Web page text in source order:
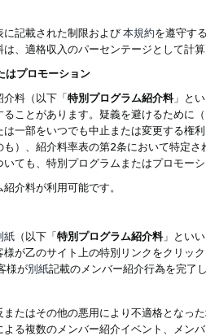
記載された制限および本規約を遵守す
、適格収入のパーセンテージとして計
はプロモーション
介料（以下「特別プログラム紹介料」と
ことがあります。疑義を避けるために
一部をいつでも中止または変更する権
）、紹介料率表の第2条において特定
ても、特別プログラムまたはプロモー
介料が利用可能です。
紙 （以下「特別プログラム紹介料」とい
が乙のサイト上の特別リンクをクリッ
様が別紙記載のメンバー紹介行為を完了
またはその他の悪用により不適格となっ
る複数のメンバー紹介イベント、メン